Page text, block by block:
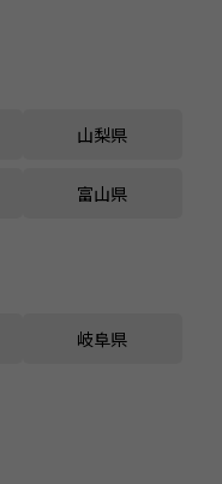
山梨県
富山県
岐阜県